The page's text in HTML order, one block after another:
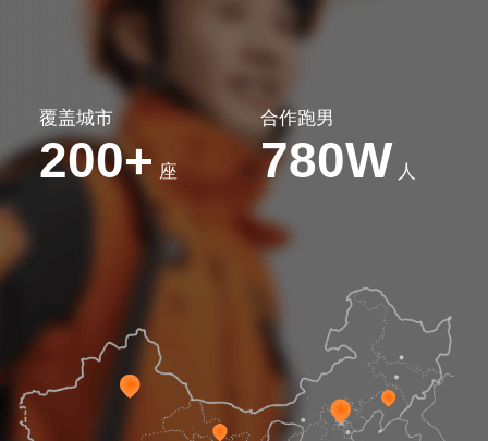
覆盖城市
200+ 座
合作跑男
780W 人